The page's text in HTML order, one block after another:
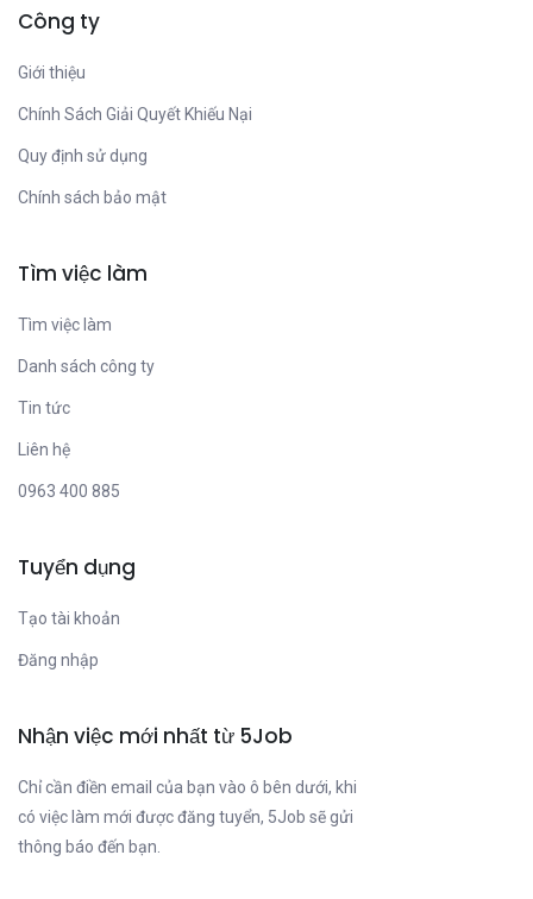
Công ty
Giới thiệu
Chính Sách Giải Quyết Khiếu Nại
Quy định sử dụng
Chính sách bảo mật
Tìm việc làm
Tìm việc làm
Danh sách công ty
Tin tức
Liên hệ
0963 400 885
Tuyển dụng
Tạo tài khoản
Đăng nhập
Nhận việc mới nhất từ 5Job
Chỉ cần điền email của bạn vào ô bên dưới, khi
có việc làm mới được đăng tuyển, 5Job sẽ gửi
thông báo đến bạn.